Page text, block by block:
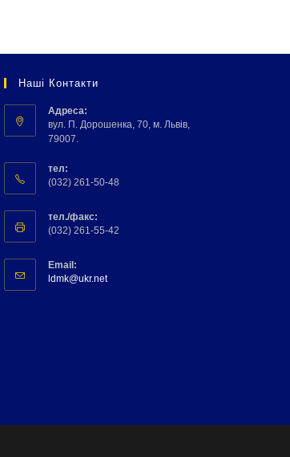
Наші Контакти
Адреса:
вул. П. Дорошенка, 70, м. Львів,
79007.
тел:
(032) 261-50-48
тел./факс:
(032) 261-55-42
Email:
ldmk@ukr.net